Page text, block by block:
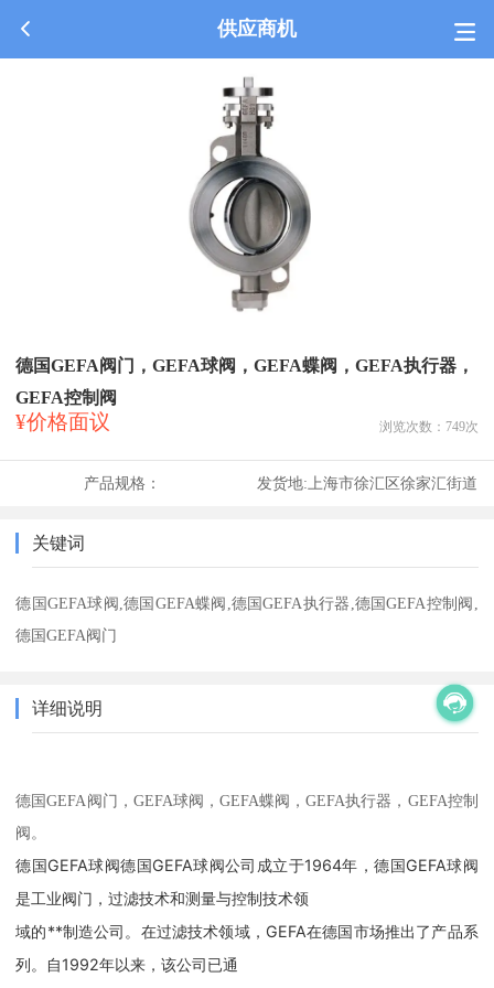
供应商机
德国GEFA阀门，GEFA球阀，GEFA蝶阀，GEFA执行器，
GEFA控制阀
¥价格面议 浏览次数： 749次
产品规格： 发货地:上海市徐汇区徐家汇街道
关键词
德国GEFA球阀,德国GEFA蝶阀,德国GEFA执行器,德国GEFA控制阀,
德国GEFA阀门
详细说明
德国GEFA阀门，GEFA球阀，GEFA蝶阀，GEFA执行器，GEFA控制
阀。
德国GEFA球阀德国GEFA球阀公司成立于1964年，德国GEFA球阀
是工业阀门，过滤技术和测量与控制技术领
域的**制造公司。在过滤技术领域，GEFA在德国市场推出了产品系
列。自1992年以来，该公司已通